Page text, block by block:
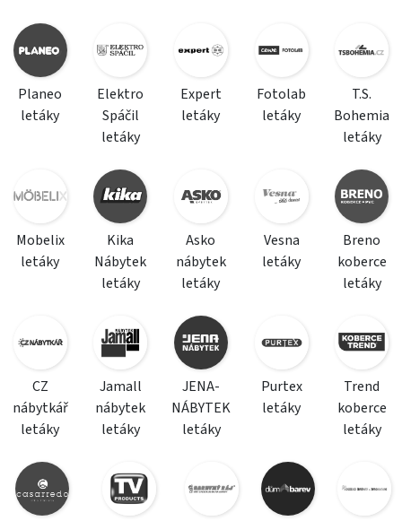
Planeo
letáky
Elektro
Spáčil
letáky
Expert
letáky
Fotolab
letáky
T.S.
Bohemia
letáky
Mobelix
letáky
Kika
Nábytek
letáky
Asko
nábytek
letáky
Vesna
letáky
Breno
koberce
letáky
CZ
nábytkář
letáky
Jamall
nábytek
letáky
JENA-
NÁBYTEK
letáky
Purtex
letáky
Trend
koberce
letáky